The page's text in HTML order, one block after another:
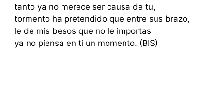
tanto ya no merece ser causa de tu,
tormento ha pretendido que entre sus brazo,
le de mis besos que no le importas
ya no piensa en ti un momento. (BIS)